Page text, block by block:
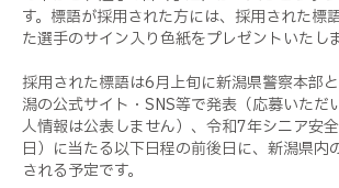
す。標語が採用された方には、採用された標
た選手のサイン入り色紙をプレゼントいたしま
採用された標語は6月上旬に新潟県警察本部
潟の公式サイト・SNS等で発表（応募いただ
人情報は公表しません）、令和7年シニア安
日）に当たる以下日程の前後日に、新潟県内
される予定です。